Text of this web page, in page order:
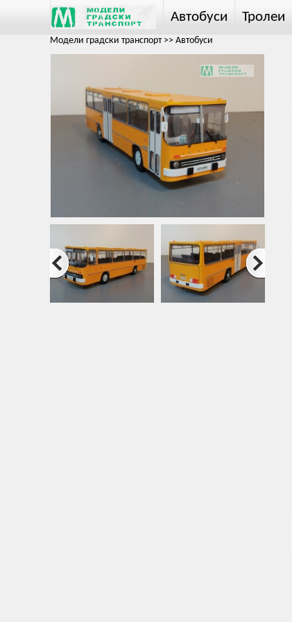
Автобуси Тролеи
Модели градски транспорт>> Автобуси